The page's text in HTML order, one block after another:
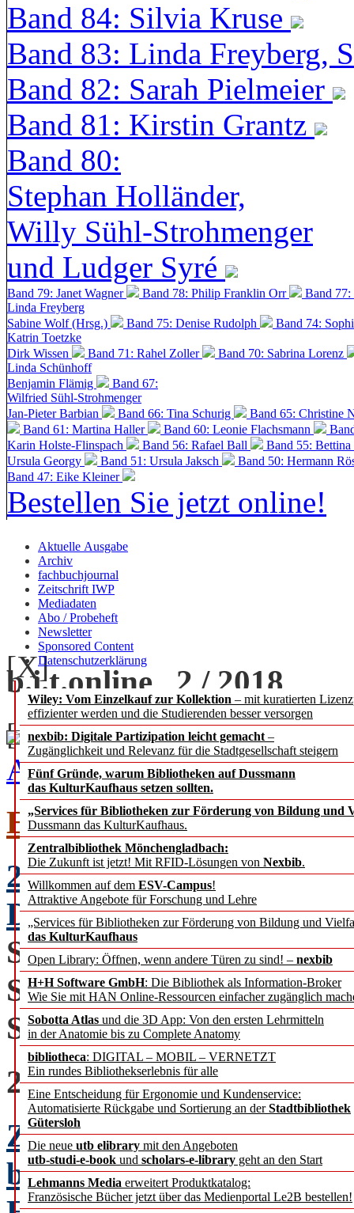
Band 84: Silvia Kruse
Band 83: Linda Freyberg,
Band 82: Sarah Pielmeier
Band 81: Kirstin Grantz
Band 80:
Stephan Holländer,
Willy Sühl-Strohmenger
und Ludger Syré
Band 79: Janet Wagner Band 78: Philip Franklin Orr
Band
Linda Freyberg
Sabine Wolf (Hrsg.)
Band 75: Denise Rudolph
Band 74:
Katrin Toetzke
Dirk Wissen
Band 71: Rahel Zoller
Band 70: Sabrina Lorenz
Linda Schünhoff
Benjamin Flämig
Band 67:
Wilfried Sühl-Strohmenger
Jan-Pieter Barbian
Band 66: Tina Schurig
Band 65: Christine
Band 61: Martina Haller
Band 60: Leonie Flachsmann
Karin Holste-Flinspach
Band 56: Rafael Ball
Band 55:
Ursula Georgy
Band 51: Ursula Jaksch Band 50: Hermann
Band 47: Eike Kleiner
Bestellen Sie jetzt online!
Aktuelle Ausgabe
Archiv
fachbuchjournal
Zeitschrift IWP
Mediadaten
Abo / Probeheft
Newsletter
Sponsored Content
Datenschutzerklärung
Wiley: Vom Einzelkauf zur Kollektion – mit kuratierten
effizienter werden und die Studierenden besser versorgen
nexbib: Digitale Partizipation leicht gemacht –
Zugänglichkeit und Relevanz für die Stadtgesellschaft steigern
Fünf Gründe, warum Bibliotheken auf Dussmann
das KulturKaufhaus setzen sollten.
„Services für Bibliotheken zur Förderung von Bildung und
Dussmann das KulturKaufhaus.
Zentralbibliothek Mönchengladbach:
Die Zukunft ist jetzt! Mit RFID-Lösungen von Nexbib.
Willkommen auf dem ESV-Campus!
Attraktive Angebote für Forschung und Lehre
„Services für Bibliotheken zur Förderung von Bildung und
das KulturKaufhaus
Open Library: Öffnen, wenn andere Türen zu sind! – nexbib
H+H Software GmbH: Die Bibliothek als Information-Broker
Wie Sie mit HAN Online-Ressourcen einfacher zugänglich
Sobotta Atlas und die 3D App: Von den ersten Lehrmitteln
in der Anatomie bis zu Complete Anatomy
bibliotheca: DIGITAL – MOBIL – VERNETZT
Ein rundes Bibliothekserlebnis für alle
Eine Entscheidung für Ergonomie und Kundenservice:
Automatisierte Rückgabe und Sortierung an derStadtbibliothek
Gütersloh
Die neue utb elibrary mit den Angeboten
utb-studi-e-book und scholars-e-library geht an den Start
Lehmanns Media erweitert Produktkatalog:
Französische Bücher jetzt über das Medienportal Le2B bestellen!
b.i.t.online 2 / 2018
[+] zoom
[X]
Ausgabe 2 / 2018 als PDF
EDITORIAL
20 Jahre b.i.t.online:
Die Debatte geht weiter
Stellv. Chefredakteur
Ständiger Vertreter der
Staatsbibliothek zu
20 JAHRE b.i.t.online
Zwei Jahrzehnte
b.i.t.online